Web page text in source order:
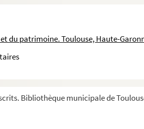
du patrimoine. Toulouse, Haute-
Bibliothèque municipale de
capitoul et de St Eloy. Sur l’air : du
capitoul et de l’amiral Benc. Sur l’air… nous
N°2. Du mercredi 2 juillet 1788.
juillet 1788.
aux affiches du mercredi 23 juin 1788.